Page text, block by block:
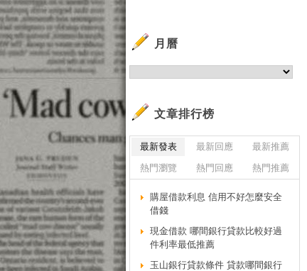
月曆
文章排行榜
最新發表 最新回應
最新推薦
熱門瀏覽
熱門回應 熱門推薦
購屋借款利息 信用不好怎麼安全
借錢
現金借款 哪間銀行貸款比較好過
件利率最低推薦
玉山銀行貸款條件 貸款哪間銀行